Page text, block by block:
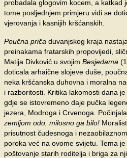
probadala glogovim kocem, a katkad
tome posljednjem primjeru vidi se
vjerovanja i kasnijih kršćanskih.
Poučna priča duvanjskog kraja
preinakama fratarskih propovijedi,
Matija Divković u svojim Besjedama
doticala arhaične slojeve duše,
neka kršćanska duhovna i moralna
i razboritosti. Kritika lakomosti dana
gdje se istovremeno daje pučka
jezera, Modroga i Crvenoga.
zemljom odo, milosno ga bilo!
prisutnost čudesnoga i
poroka već na ovome svijetu. Tema
poštovanje starih roditelja i briga za